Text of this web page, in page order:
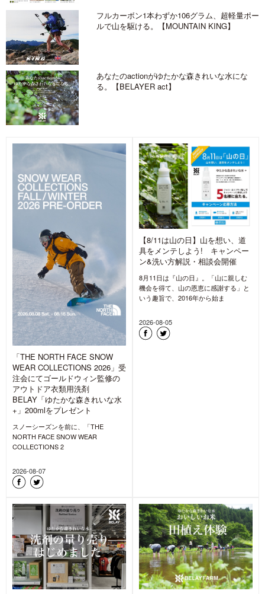
フルカーボン1本わずか106グラム、超軽量ポー
ルで山を駆ける。【MOUNTAIN KING】
あなたのactionがゆたかな森きれいな水にな
る。【BELAYER act】
「THE NORTH FACE SNOW
WEAR COLLECTIONS 2026」受
注会にてゴールドウィン監修の
アウトドア衣類用洗剤
BELAY「ゆたかな森きれいな水
+」200mlをプレゼント
スノーシーズンを前に、「THE
NORTH FACE SNOW WEAR
COLLECTIONS 2
2026-08-07
【8/11は山の日】山を想い、道
具をメンテしよう! キャンペー
ン&洗い方解説・相談会開催
8月11日は『山の日』。「山に親しむ
機会を得て、山の恩恵に感謝する」と
いう趣旨で、2016年から始ま
2026-08-05